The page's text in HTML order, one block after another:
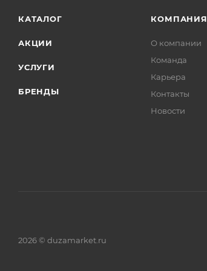
КАТАЛОГ
АКЦИИ
УСЛУГИ
БРЕНДЫ
КОМПАНИЯ
О компании
Команда
Карьера
Контакты
Новости
2026 © duzamarket.ru